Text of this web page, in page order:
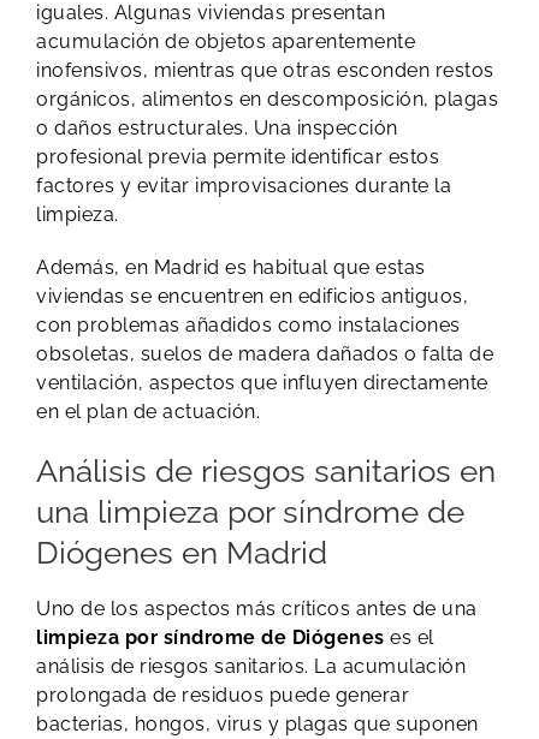
iguales. Algunas viviendas presentan
acumulación de objetos aparentemente
inofensivos, mientras que otras esconden restos
orgánicos, alimentos en descomposición, plagas
o daños estructurales. Una inspección
profesional previa permite identificar estos
factores y evitar improvisaciones durante la
limpieza.
Además, en Madrid es habitual que estas
viviendas se encuentren en edificios antiguos,
con problemas añadidos como instalaciones
obsoletas, suelos de madera dañados o falta de
ventilación, aspectos que influyen directamente
en el plan de actuación.
Análisis de riesgos sanitarios en
una limpieza por síndrome de
Diógenes en Madrid
Uno de los aspectos más críticos antes de una
limpieza por síndrome de Diógenes es el
análisis de riesgos sanitarios. La acumulación
prolongada de residuos puede generar
bacterias, hongos, virus y plagas que suponen